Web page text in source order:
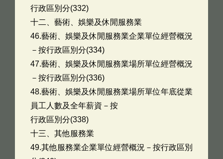
行政區別分(332)
十二、藝術、娛樂及休閒服務業
46.藝術、娛樂及休閒服務業企業單位經營概況
－按行政區別分(334)
47.藝術、娛樂及休閒服務業場所單位經營概況
－按行政區別分(336)
48.藝術、娛樂及休閒服務業場所單位年底從業
員工人數及全年薪資－按
行政區別分(338)
十三、其他服務業
49.其他服務業企業單位經營概況－按行政區別